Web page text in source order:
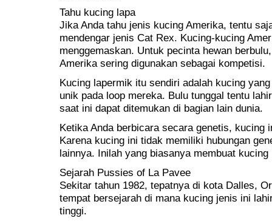
Tahu kucing lapa
Jika Anda tahu jenis kucing Amerika, tentu
mendengar jenis Cat Rex. Kucing-kucing
menggemaskan. Untuk pecinta hewan
Amerika sering digunakan sebagai kompetisi.
Kucing lapermik itu sendiri adalah kucing
unik pada loop mereka. Bulu tunggal tentu
saat ini dapat ditemukan di bagian lain dunia.
Ketika Anda berbicara secara genetis,
Karena kucing ini tidak memiliki hubungan
lainnya. Inilah yang biasanya membuat
Sejarah Pussies of La Pavee
Sekitar tahun 1982, tepatnya di kota Dalles,
tempat bersejarah di mana kucing jenis ini
tinggi.